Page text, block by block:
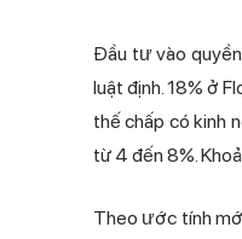
Đầu tư vào
luật định. 18% ở
thế chấp có kinh
từ 4 đến 8%.
Theo ước tính